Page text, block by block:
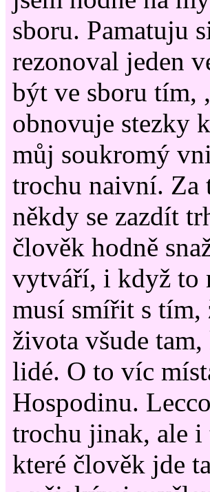
sboru. Pamatuju
rezonoval jeden
být ve sboru tím,
obnovuje stezky
můj soukromý
trochu naivní. Za
někdy se zazdít
člověk hodně
vytváří, i když to
musí smířit s tím,
života všude
lidé. O to víc
Hospodinu.
trochu jinak, ale i
které člověk jde